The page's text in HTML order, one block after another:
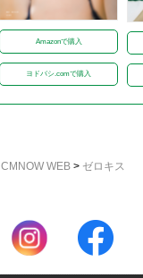
Amazonで購入
ヨドバシ.comで購入
CMNOW WEB> ゼロキス